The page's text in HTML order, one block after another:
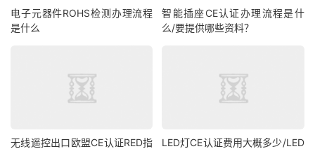
电子元器件ROHS检测办理流程
是什么
智能插座CE认证办理流程是什
么/要提供哪些资料？
无线遥控出口欧盟CE认证RED指
LED灯CE认证费用大概多少/LED